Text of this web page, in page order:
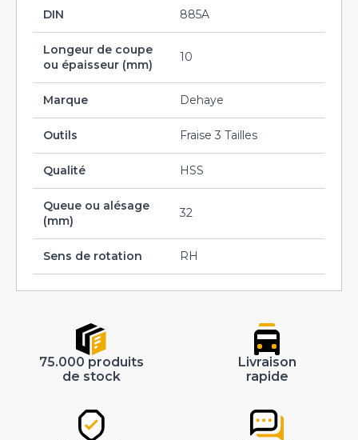
DIN 885A
Longeur de coupe
ou épaisseur (mm)
10
Marque Dehaye
Outils Fraise 3 Tailles
Qualité HSS
Queue ou alésage
(mm)
32
Sens de rotation RH
75.000 produits
de stock
Livraison
rapide